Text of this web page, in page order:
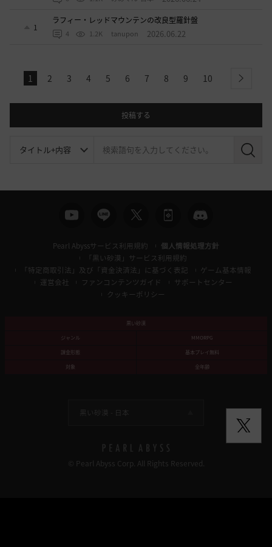
1
ラフィー・レッドマウンテンの改良型羅針盤
4 1.2K tanupon 2026.06.22
1 2 3 4 5 6 7 8 9 10 next
投稿する
検
Pearl Abyssサービス利用規約
個人情報処理方針
「黒い砂漠」サービス利用規約
「特定商取引法」及び「資金決済法」に基づく表記
ゲーム基本情報
運営会社
ファンコンテンツガイド
サポートセンター
クッキーポリシー
黒い砂漠
ジャンル
MMORPG
課金形態
基本プレイ無料
対象
全年齢
黒い砂漠 - 日本
© Pearl Abyss Corp. All Rights Reserved.